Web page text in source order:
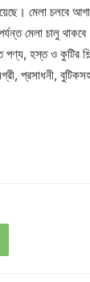
মেলা চলবে
মেলা চালু
পণ্য, হস্ত ও কুটির
প্রসাধনী,